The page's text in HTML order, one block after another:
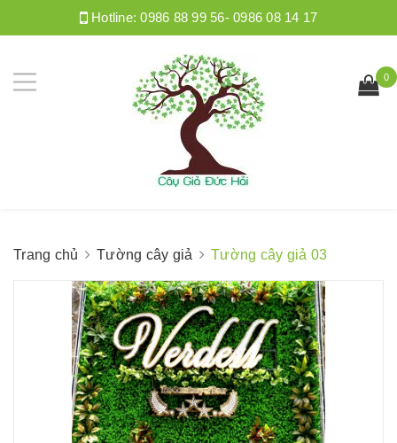
Hotline:0986 88 99 56- 0986 08 14 17
0
Trang chủ Tường cây giả Tường cây giả 03